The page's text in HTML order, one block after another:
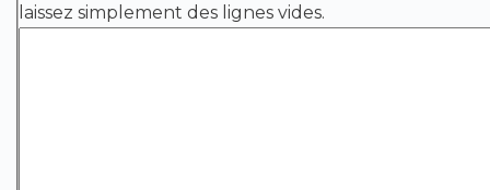
laissez simplement des lignes vides.